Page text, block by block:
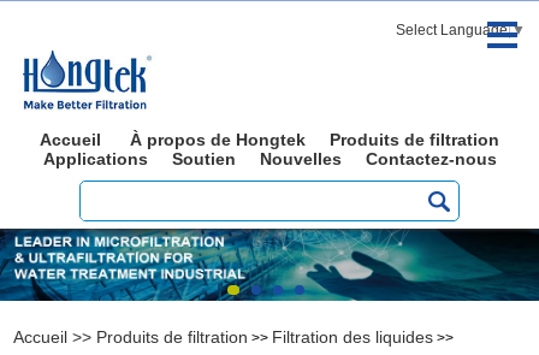
Select Language ▼
Accueil À propos de Hongtek
Produits de filtration
Applications
Soutien Nouvelles Contactez-nous
Accueil >> Produits de filtration >> Filtration des liquides >>